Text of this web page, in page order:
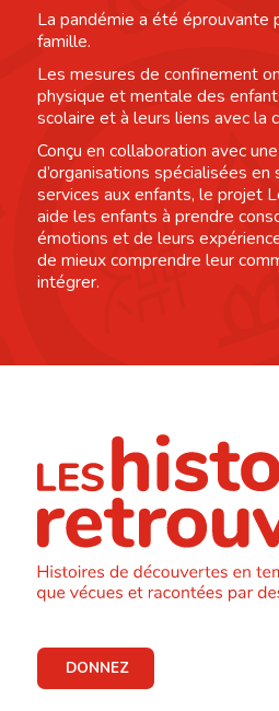
La pandémie a été éprouvante
famille.
Les mesures de confinement
physique et mentale des
scolaire et à leurs liens avec la
Conçu en collaboration avec
d’organisations spécialisées
services aux enfants, le projet
aide les enfants à prendre
émotions et de leurs
de mieux comprendre leur
intégrer.
DONNEZ